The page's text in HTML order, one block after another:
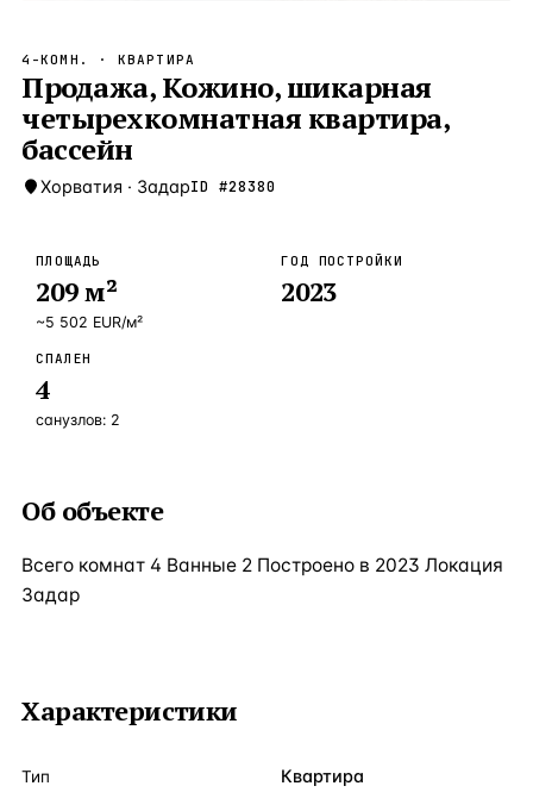
Новороссийск —Локация
Стамбул —Локация Турция · 2
ВСЕ НАПРАВЛЕНИЯ →
4-КОМН. · КВАРТИРА
Продажа, Кожино, шикарная
четырехкомнатная квартира,
бассейн
Хорватия · ЗадарID #28380
ПЛОЩАДЬ
209м²
~5 502 EUR/м²
ГОД ПОСТРОЙКИ
2023
СПАЛЕН
4
санузлов: 2
Об объекте
Всего комнат 4 Ванные 2 Построено в 2023 Локация
Задар
Характеристики
Тип Квартира